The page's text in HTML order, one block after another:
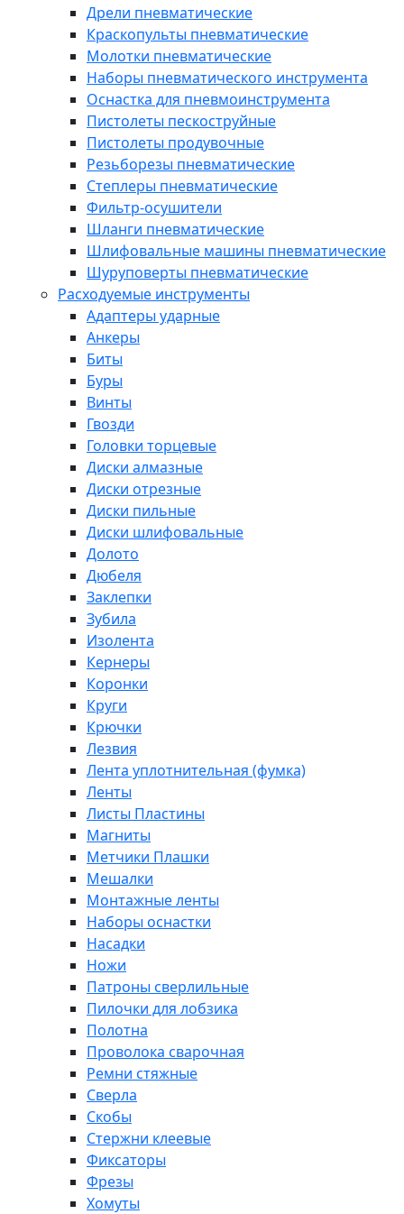
Дрели пневматические
Краскопульты пневматические
Молотки пневматические
Наборы пневматического инструмента
Оснастка для пневмоинструмента
Пистолеты пескоструйные
Пистолеты продувочные
Резьборезы пневматические
Степлеры пневматические
Фильтр-осушители
Шланги пневматические
Шлифовальные машины пневматические
Шуруповерты пневматические
Расходуемые инструменты
Адаптеры ударные
Анкеры
Биты
Буры
Винты
Гвозди
Головки торцевые
Диски алмазные
Диски отрезные
Диски пильные
Диски шлифовальные
Долото
Дюбеля
Заклепки
Зубила
Изолента
Кернеры
Коронки
Круги
Крючки
Лезвия
Лента уплотнительная (фумка)
Ленты
Листы Пластины
Магниты
Метчики Плашки
Мешалки
Монтажные ленты
Наборы оснастки
Насадки
Ножи
Патроны сверлильные
Пилочки для лобзика
Полотна
Проволока сварочная
Ремни стяжные
Сверла
Скобы
Стержни клеевые
Фиксаторы
Фрезы
Хомуты